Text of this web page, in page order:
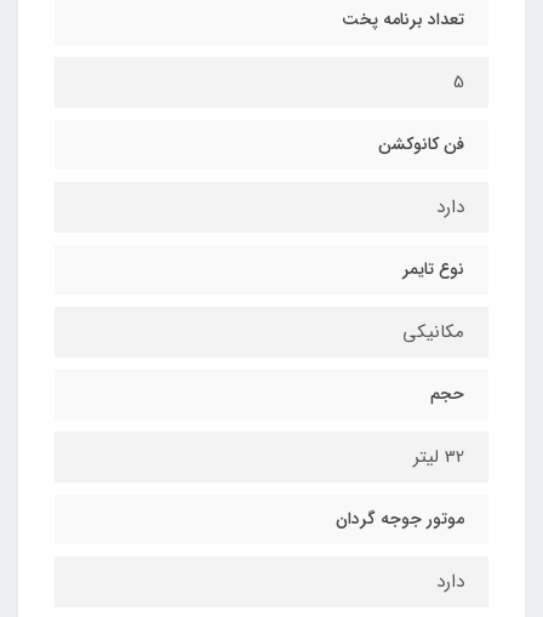
تعداد برنامه پخت
5
فن کانوکشن
دارد
نوع تایمر
مکانیکی
حجم
32 لیتر
موتور جوجه گردان
دارد